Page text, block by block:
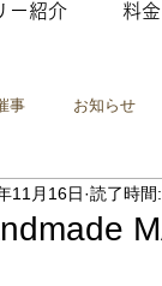
ー紹介 料金
事 お知らせ
ポップアップショ
11月16日 読了時間